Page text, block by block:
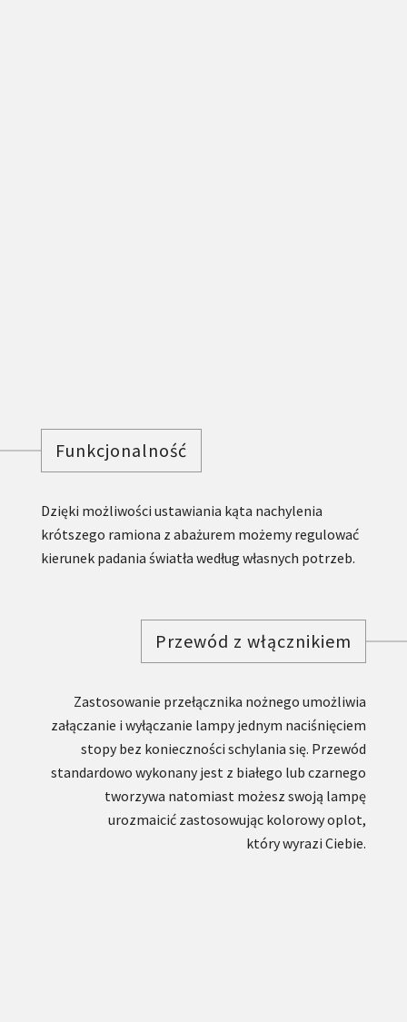
Funkcjonalność
Dzięki możliwości ustawiania kąta nachylenia
krótszego ramiona z abażurem możemy regulować
kierunek padania światła według własnych potrzeb.
Przewód z włącznikiem
Zastosowanie przełącznika nożnego umożliwia
załączanie i wyłączanie lampy jednym naciśnięciem
stopy bez konieczności schylania się. Przewód
standardowo wykonany jest z białego lub czarnego
tworzywa natomiast możesz swoją lampę
urozmaicić zastosowując kolorowy oplot,
który wyrazi Ciebie.